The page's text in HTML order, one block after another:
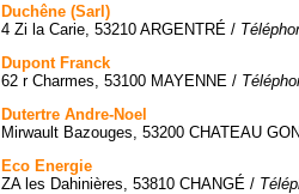
Duchêne (Sarl)
4 Zi la Carie, 53210 ARGENTRÉ /
Dupont Franck
62 r Charmes, 53100 MAYENNE /
Dutertre Andre-Noel
Mirwault Bazouges, 53200 CHATEAU
Eco Energie
ZA les Dahinières, 53810 CHANGÉ /